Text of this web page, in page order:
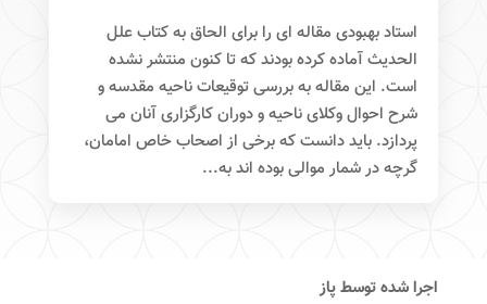
استاد بهبودی مقاله ای را برای الحاق به کتاب علل
الحدیث آماده کرده بودند که تا کنون منتشر نشده
است. این مقاله به بررسی توقیعات ناحیه مقدسه و
شرح احوال وکلای ناحیه و دوران کارگزاری آنان می
پردازد. باید دانست که برخی از اصحاب خاص امامان،
گرچه در شمار موالی بوده اند به...
اجرا شده توسط پاز